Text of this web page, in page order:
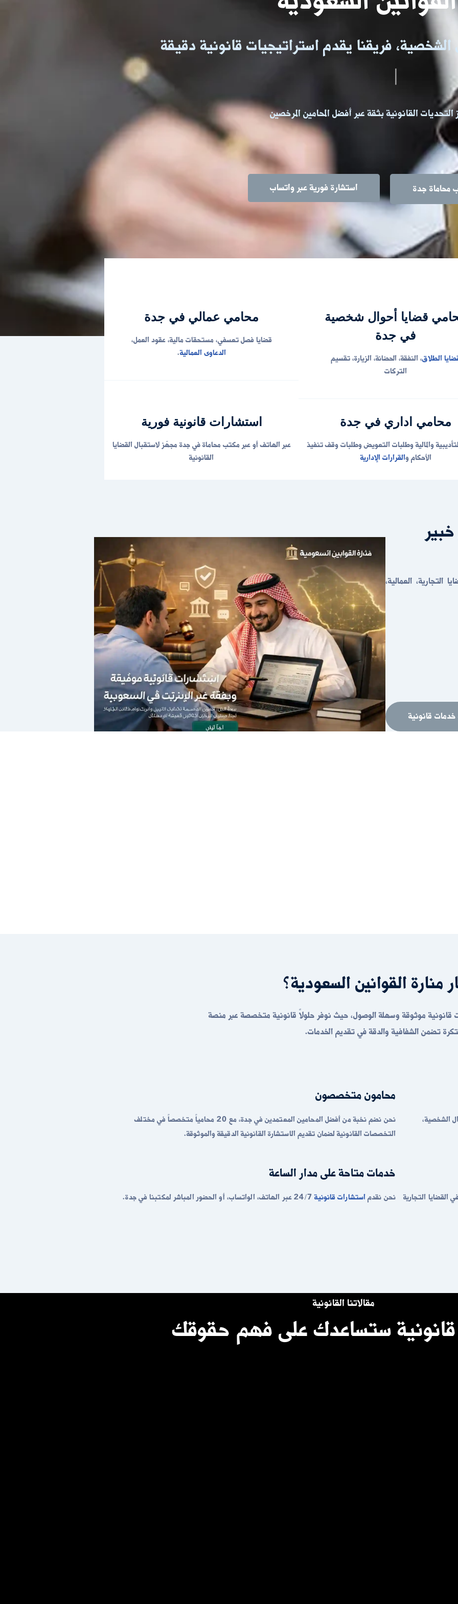
الشخصية، فريقنا يقدم استراتيجيات قانونية دقيقة
|
القانونية بثقة عبر أفضل المحامين المرخصين
محاماة جدة استشارة فورية عبر واتساب
قضايا أحوال شخصية
في جدة
الطلاق، النفقة، الحضانة، الزيارة، تقسيم
التركات
محامي عمالي في جدة
قضايا فصل تعسفي، مستحقات مالية، عقود العمل،
الدعاوى العمالية.
محامي اداري في جدة
والمالية وطلبات التعويض وطلبات وقف تنفيذ
الأحكام والقرارات الإدارية
استشارات قانونية فورية
عبر الهاتف أو عبر مكتب محاماة في جدة مجهّز لاستقبال القضايا
القانونية
التجارية، العمالية،
قانونية
منارة القوانين السعودية؟
قانونية موثوقة وسهلة الوصول، حيث نوفر حلولاً قانونية متخصصة عبر منصة
تضمن الشفافية والدقة في تقديم الخدمات.
الشخصية،
محامون متخصصون
نحن نضم نخبة من أفضل المحامين المعتمدين في جدة، مع 20 محامياً متخصصاً في مختلف
التخصصات القانونية لضمان تقديم الاستشارة القانونية الدقيقة والموثوقة.
القضايا التجارية
خدمات متاحة على مدار الساعة
نحن نقدماستشارات قانونية24/7 عبر الهاتف، الواتساب، أو الحضور المباشر لمكتبنا في جدة.
مقالاتنا القانونية
قانونية ستساعدك على فهم حقوقك